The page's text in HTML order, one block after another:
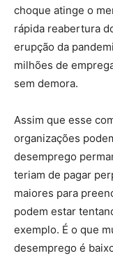
choque atinge o
rápida reabertura
erupção da
milhões de
sem demora.
Assim que esse
organizações
desemprego
teriam de pagar
maiores para
podem estar
exemplo. É o que
desemprego é